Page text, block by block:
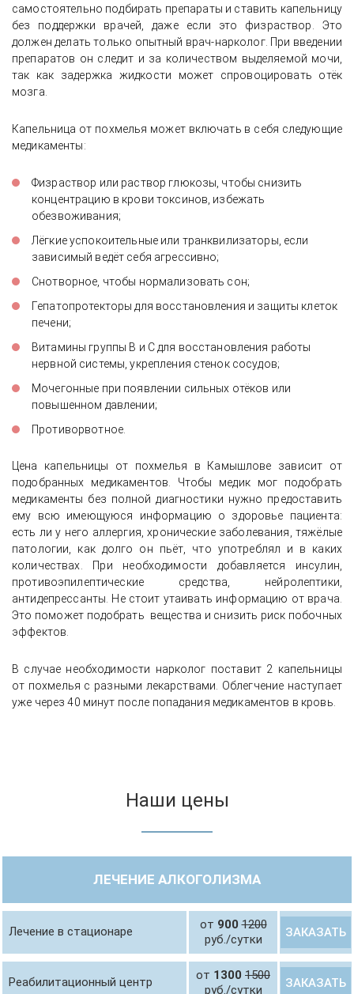
самостоятельно подбирать препараты и ставить капельницу
без поддержки врачей, даже если это физраствор. Это
должен делать только опытный врач-нарколог. При введении
препаратов он следит и за количеством выделяемой мочи,
так как задержка жидкости может спровоцировать отёк
мозга.
Капельница от похмелья может включать в себя следующие
медикаменты:
Физраствор или раствор глюкозы, чтобы снизить
концентрацию в крови токсинов, избежать
обезвоживания;
Лёгкие успокоительные или транквилизаторы, если
зависимый ведёт себя агрессивно;
Снотворное, чтобы нормализовать сон;
Гепатопротекторы для восстановления и защиты клеток
печени;
Витамины группы В и С для восстановления работы
нервной системы, укрепления стенок сосудов;
Мочегонные при появлении сильных отёков или
повышенном давлении;
Противорвотное.
Цена капельницы от похмелья в Камышлове зависит от
подобранных медикаментов. Чтобы медик мог подобрать
медикаменты без полной диагностики нужно предоставить
ему всю имеющуюся информацию о здоровье пациента:
есть ли у него аллергия, хронические заболевания, тяжёлые
патологии, как долго он пьёт, что употреблял и в каких
количествах. При необходимости добавляется инсулин,
противоэпилептические средства, нейролептики,
антидепрессанты. Не стоит утаивать информацию от врача.
Это поможет подобрать вещества и снизить риск побочных
эффектов.
В случае необходимости нарколог поставит 2 капельницы
от похмелья с разными лекарствами. Облегчение наступает
уже через 40 минут после попадания медикаментов в кровь.
Наши цены
ЛЕЧЕНИЕ АЛКОГОЛИЗМА
Лечение в стационаре от 9001200
руб./сутки
ЗАКАЗАТЬ
Реабилитационный центр от 1300 1500
руб./сутки
ЗАКАЗАТЬ